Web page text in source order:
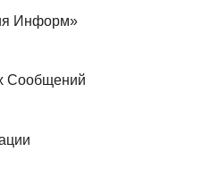
Информ»
Сообщений